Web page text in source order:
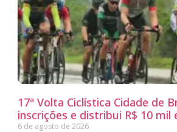
17ª Volta Ciclística Cidade de
inscrições e distribui R$ 10 mil
6 de agosto de 2026